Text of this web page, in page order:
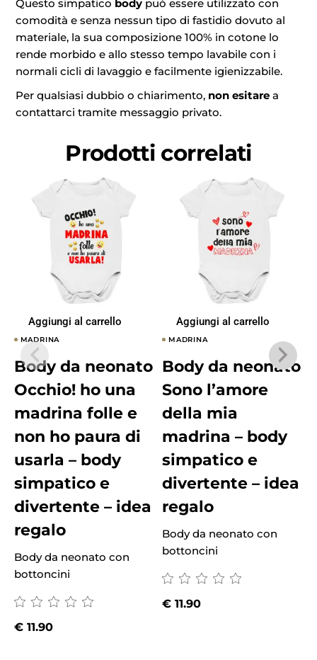
Questo simpatico body può essere utilizzato con
comodità e senza nessun tipo di fastidio dovuto al
materiale, la sua composizione 100% in cotone lo
rende morbido e allo stesso tempo lavabile con i
normali cicli di lavaggio e facilmente igienizzabile.
Per qualsiasi dubbio o chiarimento, non esitare a
contattarci tramite messaggio privato.
Prodotti correlati
Aggiungi al carrello
MADRINA
Body da neonato
Occhio! ho una
madrina folle e
non ho paura di
usarla – body
simpatico e
divertente – idea
regalo
Body da neonato con
bottoncini
€11.90
Aggiungi al carrello
MADRINA
Body da neonato
Sono l’amore
della mia
madrina – body
simpatico e
divertente – idea
regalo
Body da neonato con
bottoncini
€ 11.90